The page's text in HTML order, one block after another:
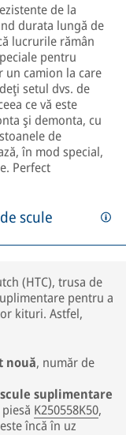
de la
durata lungă de
lucrurile rămân
pentru
un camion la care
setul dvs. de
ce vă este
şi demonta, cu
de
în mod special,
Perfect
scule
(HTC), trusa de
pentru a
kituri. Astfel,
nouă, număr de
suplimentare
K250558K50,
încă în uz